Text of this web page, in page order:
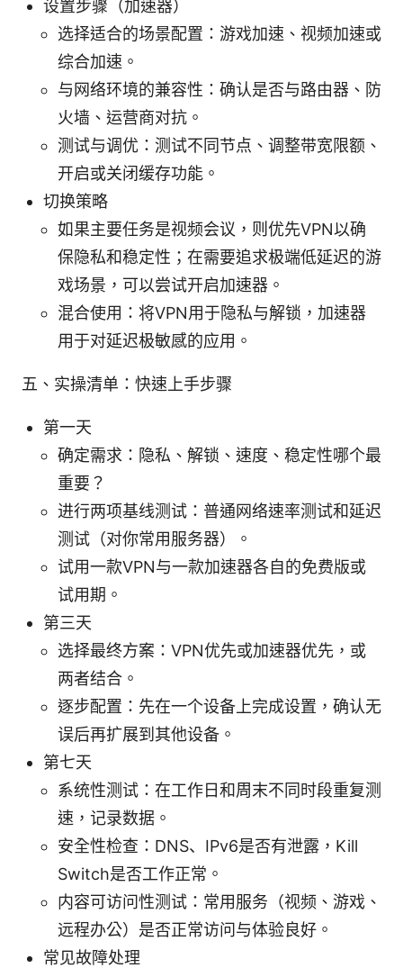
设置步骤（加速器）
选择适合的场景配置：游戏加速、视频加速或
综合加速。
与网络环境的兼容性：确认是否与路由器、防
火墙、运营商对抗。
测试与调优：测试不同节点、调整带宽限额、
开启或关闭缓存功能。
切换策略
如果主要任务是视频会议，则优先VPN以确
保隐私和稳定性；在需要追求极端低延迟的游
戏场景，可以尝试开启加速器。
混合使用：将VPN用于隐私与解锁，加速器
用于对延迟极敏感的应用。
五、实操清单：快速上手步骤
第一天
确定需求：隐私、解锁、速度、稳定性哪个最
重要？
进行两项基线测试：普通网络速率测试和延迟
测试（对你常用服务器）。
试用一款VPN与一款加速器各自的免费版或
试用期。
第三天
选择最终方案：VPN优先或加速器优先，或
两者结合。
逐步配置：先在一个设备上完成设置，确认无
误后再扩展到其他设备。
第七天
系统性测试：在工作日和周末不同时段重复测
速，记录数据。
安全性检查：DNS、IPv6是否有泄露，Kill
Switch是否工作正常。
内容可访问性测试：常用服务（视频、游戏、
远程办公）是否正常访问与体验良好。
常见故障处理